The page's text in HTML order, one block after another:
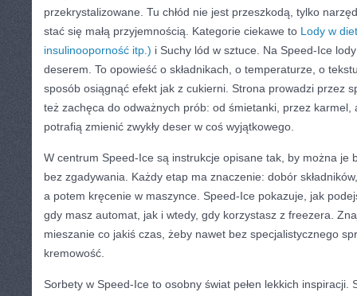
przekrystalizowane. Tu chłód nie jest przeszkodą, tylko
stać się małą przyjemnością. Kategorie ciekawe to Lody w
insulinooporność itp.) i Suchy lód w sztuce. Na Speed-Ice
deserem. To opowieść o składnikach, o temperaturze, o
sposób osiągnąć efekt jak z cukierni. Strona prowadzi przez
też zachęca do odważnych prób: od śmietanki, przez karmel,
potrafią zmienić zwykły deser w coś wyjątkowego.
W centrum Speed-Ice są instrukcje opisane tak, by można je
bez zgadywania. Każdy etap ma znaczenie: dobór
a potem kręcenie w maszynce. Speed-Ice pokazuje, jak
gdy masz automat, jak i wtedy, gdy korzystasz z freezera.
mieszanie co jakiś czas, żeby nawet bez specjalistycznego
kremowość.
Sorbety w Speed-Ice to osobny świat pełen lekkich inspiracji.